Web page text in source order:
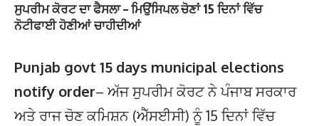
ਸੁਪਰੀਮ ਕੋਰਟ ਦਾ ਫੈਸਲਾ – ਮਿਉਂਸਿਪਲ ਚੋਣਾਂ 15 ਦਿਨਾਂ ਵਿੱਚ
ਨੋਟੀਫਾਈ ਹੋਣੀਆਂ ਚਾਹੀਦੀਆਂ
Punjab govt 15 days municipal elections
notify order– ਅੱਜ ਸੁਪਰੀਮ ਕੋਰਟ ਨੇ ਪੰਜਾਬ ਸਰਕਾਰ
ਅਤੇ ਰਾਜ ਚੋਣ ਕਮਿਸ਼ਨ (ਐੱਸਈਸੀ) ਨੂੰ 15 ਦਿਨਾਂ ਵਿੱਚ